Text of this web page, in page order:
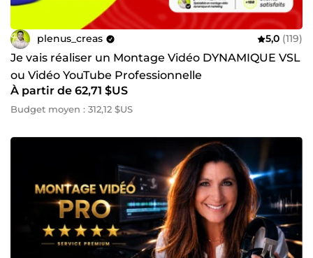
plenus_creas 5,0 (119)
Je vais réaliser un Montage Vidéo DYNAMIQUE VSL
ou Vidéo YouTube Professionnelle
À partir de 62,71 $US
Budget moyen : 312,12 $US